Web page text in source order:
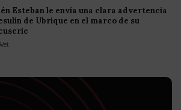
Esteban le envía una clara advertencia
de Ubrique en el marco de su